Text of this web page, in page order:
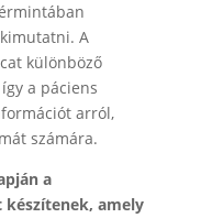
A
különböző
a páciens
arról,
számára.
a
készítenek, amely